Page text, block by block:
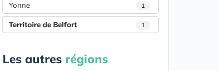
Yonne 1
Territoire de Belfort 1
Les autres régions